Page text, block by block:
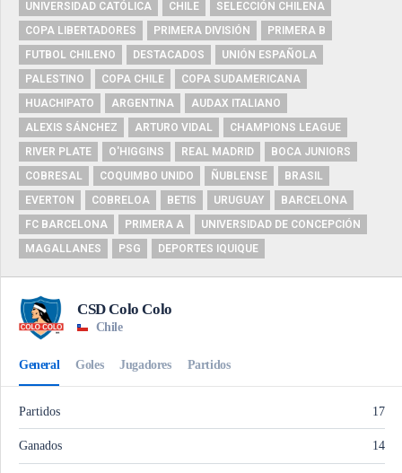
UNIVERSIDAD CATÓLICA
CHILE
SELECCIÓN CHILENA
COPA LIBERTADORES
PRIMERA DIVISIÓN
PRIMERA B
FUTBOL CHILENO
DESTACADOS
UNIÓN ESPAÑOLA
PALESTINO
COPA CHILE
COPA SUDAMERICANA
HUACHIPATO
ARGENTINA
AUDAX ITALIANO
ALEXIS SÁNCHEZ
ARTURO VIDAL
CHAMPIONS LEAGUE
RIVER PLATE
O'HIGGINS REAL MADRID
BOCA JUNIORS
COBRESAL
COQUIMBO UNIDO ÑUBLENSE
BRASIL
EVERTON
COBRELOA BETIS URUGUAY
BARCELONA
FC BARCELONA
PRIMERA A
UNIVERSIDAD DE CONCEPCIÓN
MAGALLANES
PSG DEPORTES IQUIQUE